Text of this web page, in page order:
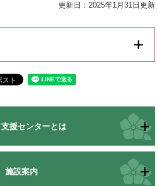
更新日：2025年1月31日更新
援センターとは
施設案内